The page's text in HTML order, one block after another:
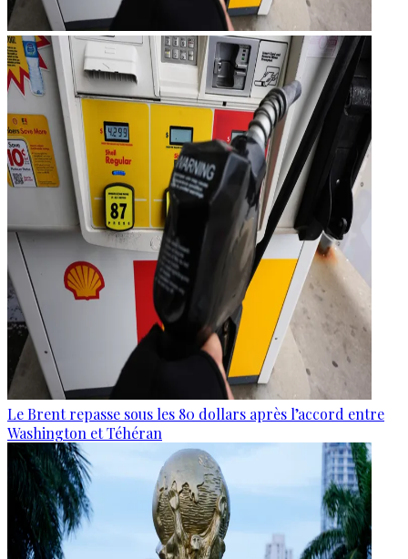
Le Brent repasse sous les 80 dollars après l’accord entre
Washington et Téhéran